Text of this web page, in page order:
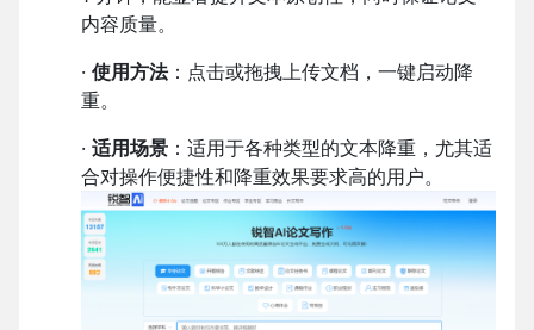
内容质量。
· 使用方法：点击或拖拽上传文档，一键启动降
重。
· 适用场景 ：适用于各种类型的文本降重，尤其适
合对操作便捷性和降重效果要求高的用户。